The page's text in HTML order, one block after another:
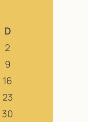
D
2
9
16
23
30